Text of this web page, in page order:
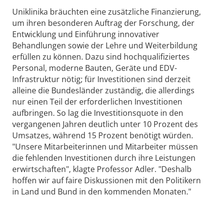
Uniklinika bräuchten eine zusätzliche Finanzierung,
um ihren besonderen Auftrag der Forschung, der
Entwicklung und Einführung innovativer
Behandlungen sowie der Lehre und Weiterbildung
erfüllen zu können. Dazu sind hochqualifiziertes
Personal, moderne Bauten, Geräte und EDV-
Infrastruktur nötig; für Investitionen sind derzeit
alleine die Bundesländer zuständig, die allerdings
nur einen Teil der erforderlichen Investitionen
aufbringen. So lag die Investitionsquote in den
vergangenen Jahren deutlich unter 10 Prozent des
Umsatzes, während 15 Prozent benötigt würden.
"Unsere Mitarbeiterinnen und Mitarbeiter müssen
die fehlenden Investitionen durch ihre Leistungen
erwirtschaften", klagte Professor Adler. "Deshalb
hoffen wir auf faire Diskussionen mit den Politikern
in Land und Bund in den kommenden Monaten."